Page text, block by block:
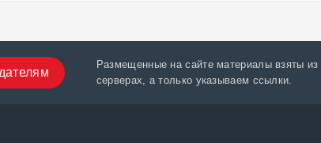
Размещенные на сайте материалы взяты
серверах, а только указываем ссылки.